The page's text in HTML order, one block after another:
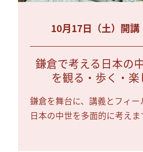
10月17日（土）開講
鎌倉で考える日本の
を観る・歩く・楽
鎌倉を舞台に、講義とフィー
日本の中世を多面的に考えま